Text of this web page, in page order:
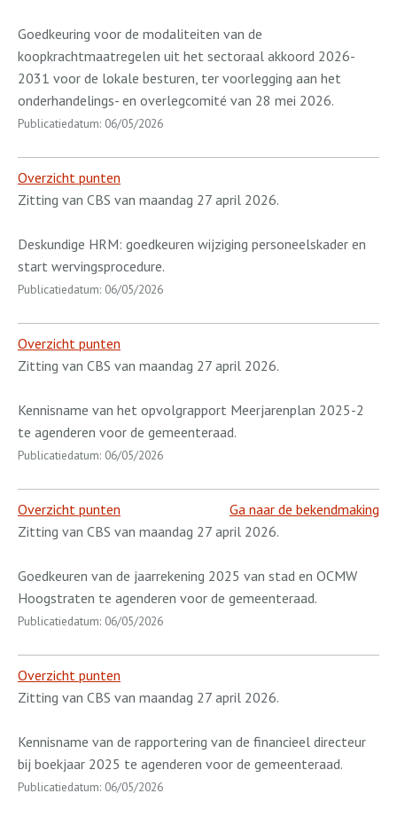
Goedkeuring voor de modaliteiten van de
koopkrachtmaatregelen uit het sectoraal akkoord 2026-
2031 voor de lokale besturen, ter voorlegging aan het
onderhandelings- en overlegcomité van 28 mei 2026.
Publicatiedatum: 06/05/2026
Overzicht punten
Zitting van CBS van maandag 27 april 2026.
Deskundige HRM: goedkeuren wijziging personeelskader en
start wervingsprocedure.
Publicatiedatum: 06/05/2026
Overzicht punten
Zitting van CBS van maandag 27 april 2026.
Kennisname van het opvolgrapport Meerjarenplan 2025-2
te agenderen voor de gemeenteraad.
Publicatiedatum: 06/05/2026
Overzicht punten
Ga naar de bekendmaking
Zitting van CBS van maandag 27 april 2026.
Goedkeuren van de jaarrekening 2025 van stad en OCMW
Hoogstraten te agenderen voor de gemeenteraad.
Publicatiedatum: 06/05/2026
Overzicht punten
Zitting van CBS van maandag 27 april 2026.
Kennisname van de rapportering van de financieel directeur
bij boekjaar 2025 te agenderen voor de gemeenteraad.
Publicatiedatum: 06/05/2026